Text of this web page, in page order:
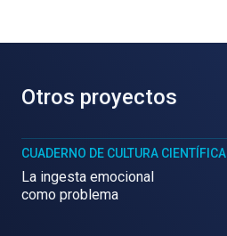
Otros proyectos
CUADERNO DE CULTURA CIENTÍFICA
La ingesta emocional
como problema